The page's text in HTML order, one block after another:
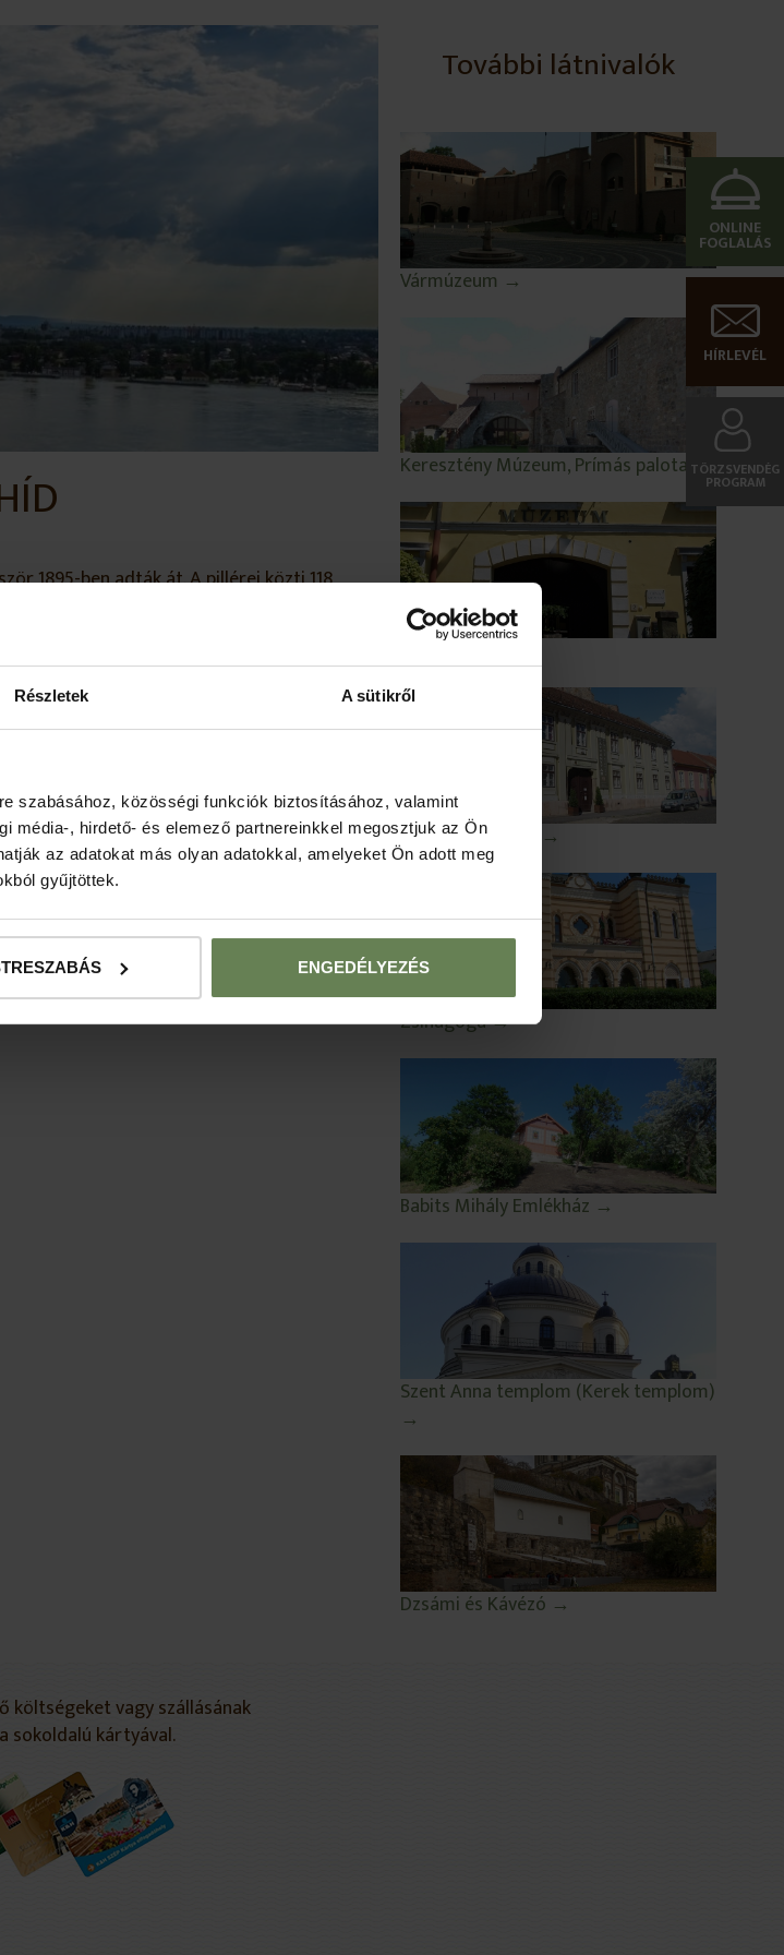
Részletek A sütikről
szabásához, közösségi funkciók biztosításához, valamint
média-, hirdető- és elemező partnereinkkel megosztjuk az Ön
az adatokat más olyan adatokkal, amelyeket Ön adott meg
gyűjtöttek.
ENGEDÉLYEZÉS
ONLINE
FOGLALÁS
HÍRLEVÉL
TÖRZSVENDÉG
PROGRAM
1895-ben adták át. A pillérei közti 118
Valéria főhercegnőről nevezték el.
több mint fél évszázaddal
amit még a második világháborúban
További látnivalók
Vármúzeum →
Keresztény Múzeum, Prímás palota →
Duna Múzeum →
Balassa Múzeum →
Zsinagóga →
Babits Mihály Emlékház →
Szent Anna templom (Kerek templom)
→
Dzsámi és Kávézó →
költségeket vagy szállásának
sokoldalú kártyával.